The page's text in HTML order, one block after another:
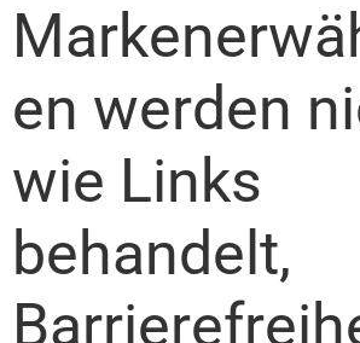
en werden
wie Links
behandelt,